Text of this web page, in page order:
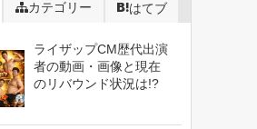
カテゴリー はてブ
ライザップCM歴代出演
者の動画・画像と現在
のリバウンド状況は!?